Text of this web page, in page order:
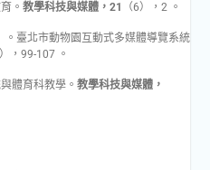
。 教學科技與媒體，21 （6），2 。
臺北市動物園互動式多媒體導覽系統
，99-107 。
體育科教學。 教學科技與媒體，